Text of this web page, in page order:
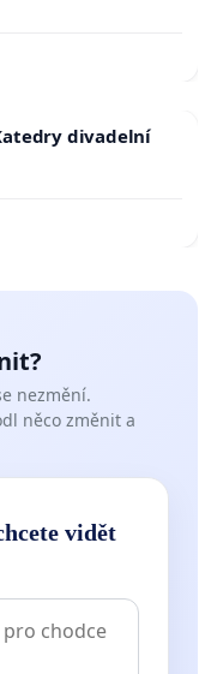
divadelní
nezmění.
něco změnit a
vidět